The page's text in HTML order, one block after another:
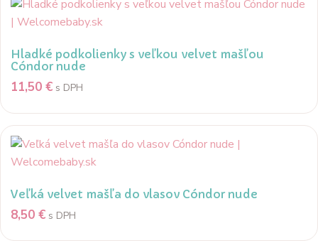
Hladké podkolienky s veľkou velvet mašľou
Cóndor nude
11,50 € s DPH
Veľká velvet mašľa do vlasov Cóndor nude
8,50 € s DPH